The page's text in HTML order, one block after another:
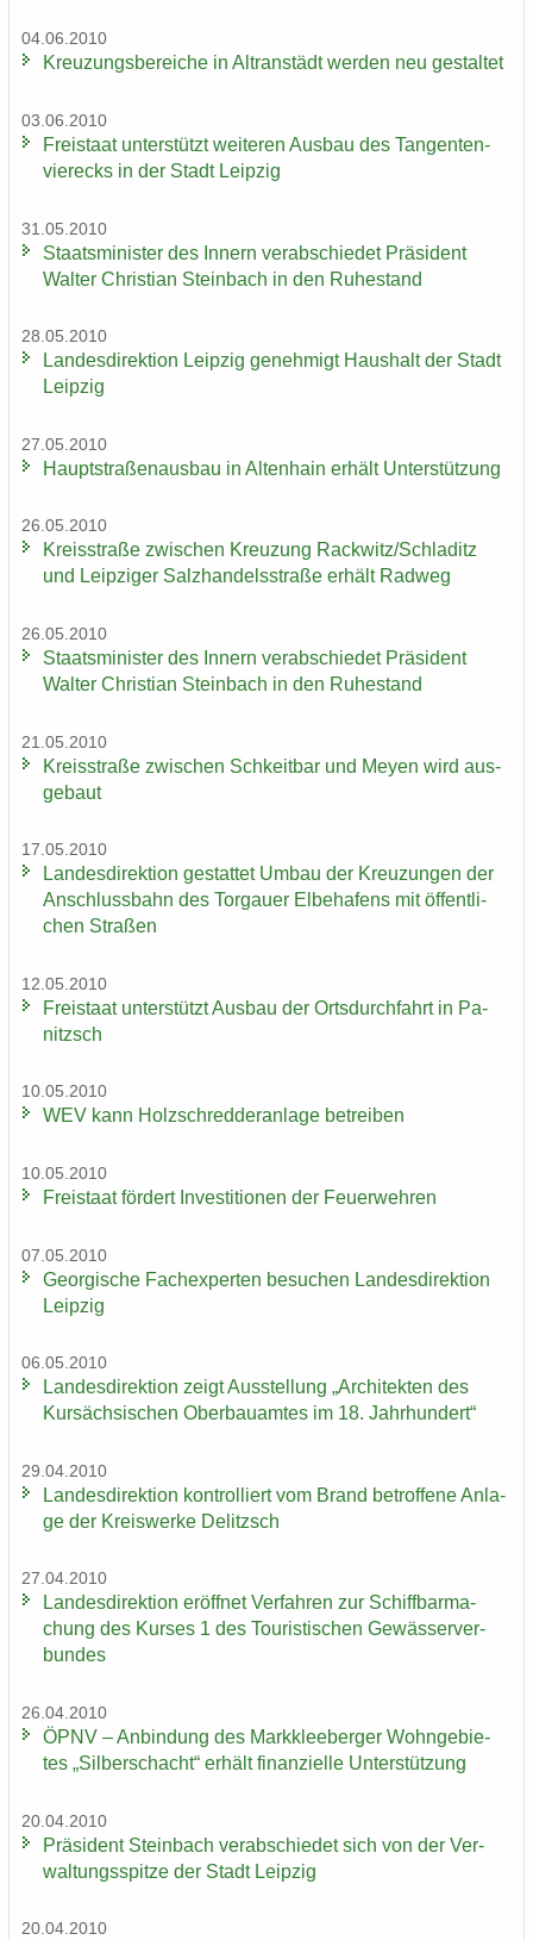
04.06.2010
Kreu­zungs­be­rei­che in Altran­städt wer­den neu ge­stal­tet
03.06.2010
Frei­staat un­ter­stützt wei­te­ren Aus­bau des Tan­gen­ten­
vier­ecks in der Stadt Leip­zig
31.05.2010
Staats­mi­nis­ter des In­nern ver­ab­schie­det Prä­si­dent
Wal­ter Chris­ti­an Stein­bach in den Ru­he­stand
28.05.2010
Lan­des­di­rek­ti­on Leip­zig ge­neh­migt Haus­halt der Stadt
Leip­zig
27.05.2010
Haupt­stra­ßen­aus­bau in Al­ten­hain er­hält Un­ter­stüt­zung
26.05.2010
Kreis­stra­ße zwi­schen Kreu­zung Rack­witz/Schla­ditz
und Leip­zi­ger Salz­han­dels­stra­ße er­hält Rad­weg
26.05.2010
Staats­mi­nis­ter des In­nern ver­ab­schie­det Prä­si­dent
Wal­ter Chris­ti­an Stein­bach in den Ru­he­stand
21.05.2010
Kreis­stra­ße zwi­schen Schkeit­bar und Meyen wird aus­
ge­baut
17.05.2010
Lan­des­di­rek­ti­on ge­stat­tet Umbau der Kreu­zun­gen der
An­schluss­bahn des Tor­gau­er El­be­ha­fens mit öf­fent­li­
chen Stra­ßen
12.05.2010
Frei­staat un­ter­stützt Aus­bau der Orts­durch­fahrt in Pa­
nitzsch
10.05.2010
WEV kann Holz­schred­de­r­an­la­ge be­trei­ben
10.05.2010
Frei­staat för­dert In­ves­ti­tio­nen der Feu­er­weh­ren
07.05.2010
Ge­or­gi­sche Fach­ex­per­ten be­su­chen Lan­des­di­rek­ti­on
Leip­zig
06.05.2010
Lan­des­di­rek­ti­on zeigt Aus­stel­lung „Ar­chi­tek­ten des
Kur­säch­si­schen Ober­bau­am­tes im 18. Jahr­hun­dert“
29.04.2010
Lan­des­di­rek­ti­on kon­trol­liert vom Brand be­trof­fe­ne An­la­
ge der Kreis­wer­ke De­litzsch
27.04.2010
Lan­des­di­rek­ti­on er­öff­net Ver­fah­ren zur Schiff­bar­ma­
chung des Kur­ses 1 des Tou­ris­ti­schen Ge­wäs­ser­ver­
bun­des
26.04.2010
ÖPNV – An­bin­dung des Mark­klee­ber­ger Wohn­ge­bie­
tes „Sil­ber­schacht“ er­hält fi­nan­zi­el­le Un­ter­stüt­zung
20.04.2010
Prä­si­dent Stein­bach ver­ab­schie­det sich von der Ver­
wal­tungs­spit­ze der Stadt Leip­zig
20.04.2010